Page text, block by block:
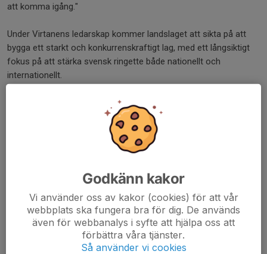
att komma igång."
Under Virtanens ledarskap kommer landslaget att sikta på att
bygga ett starkt och konkurrenskraftigt lag, med ett långsiktigt
fokus på att stärka svensk ringette både nationellt och
internationellt.
Vi ser fram emot att följa landslagets utveckling under Mattis
(Clickherefor english version)
Kommentarer
Godkänn kakor
Vi använder oss av kakor (cookies) för att vår
webbplats ska fungera bra för dig. De används
även för webbanalys i syfte att hjälpa oss att
förbättra våra tjänster.
Så använder vi cookies